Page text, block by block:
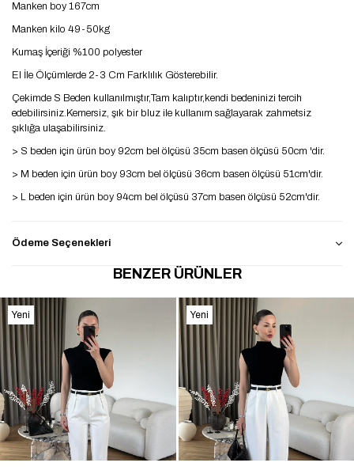
Manken boy 167cm
Manken kilo 49-50kg
Kumaş İçeriği %100 polyester
El İle Ölçümlerde 2-3 Cm Farklılık Gösterebilir.
Çekimde S Beden kullanılmıştır,Tam kalıptır,kendi bedeninizi tercih
edebilirsiniz.Kemersiz, şık bir bluz ile kullanım sağlayarak zahmetsiz
şıklığa ulaşabilirsiniz.
> S beden için ürün boy 92cm bel ölçüsü 35cm basen ölçüsü 50cm 'dir.
> M beden için ürün boy 93cm bel ölçüsü 36cm basen ölçüsü 51cm'dir.
> L beden için ürün boy 94cm bel ölçüsü 37cm basen ölçüsü 52cm'dir.
Ödeme Seçenekleri
BENZER ÜRÜNLER
Yeni
Ürün
Yeni
Ürün